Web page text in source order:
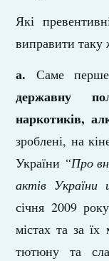
Які
виправити таку
а. Саме
державну
наркотиків,
зроблені, на
України “Про
актів України
січня 2009
містах та за
тютюну та